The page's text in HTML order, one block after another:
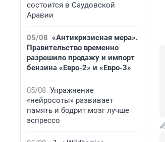
состоится в Саудовской
Аравии
05/08 «Антикризисная мера».
Правительство временно
разрешило продажу и импорт
бензина «Евро-2» и «Евро-3»
05/08 Упражнение
«нейросоты» развивает
память и бодрит мозг лучше
эспрессо